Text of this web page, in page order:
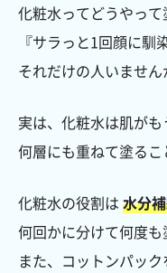
化粧水ってどうやって
『サラっと1回顔に馴
それだけの人いませ
実は、化粧水は肌が
何層にも重ねて塗る
化粧水の役割は 水分
何回かに分けて何度も
また、コットンパッ